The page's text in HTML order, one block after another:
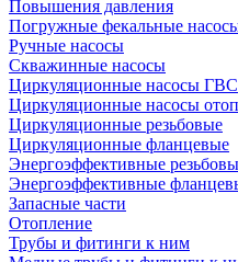
Повышения давления
Погружные фекальные
Ручные насосы
Скважинные насосы
Циркуляционные насосы ГВС
Циркуляционные насосы
Циркуляционные резьбовые
Циркуляционные фланцевые
Энергоэффективные
Энергоэффективные
Запасные части
Отопление
Трубы и фитинги к ним